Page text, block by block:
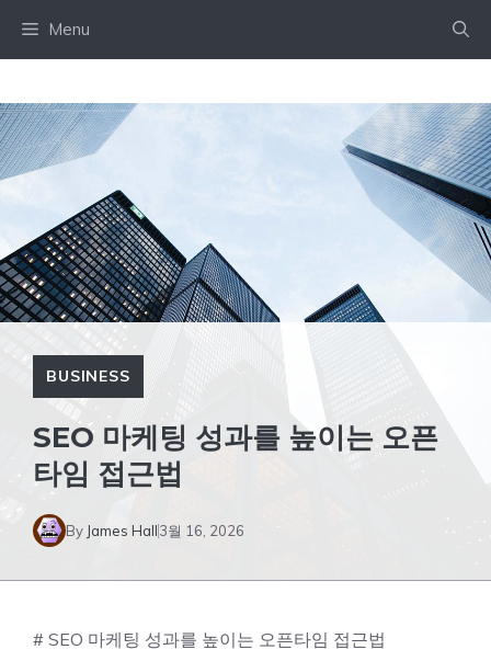
Menu
BUSINESS
SEO 마케팅 성과를 높이는 오픈
타임 접근법
By James Hall3월 16, 2026
# SEO 마케팅 성과를 높이는 오픈타임 접근법